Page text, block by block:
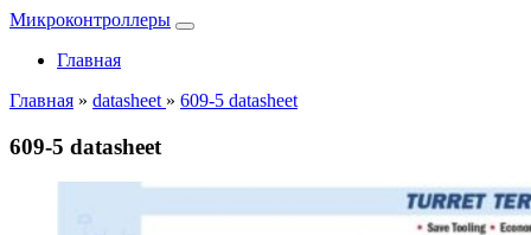
Микроконтроллеры
Главная
Главная » datasheet » 609-5 datasheet
609-5 datasheet